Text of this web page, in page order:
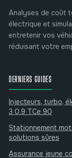
Analyses de coût
électrique et
entretenir vos
réduisant votre
DERNIERS GUIDES
Injecteurs, turbo,
3 0.9 TCe 90
Stationnement
solutions sûres
Assurance jeune